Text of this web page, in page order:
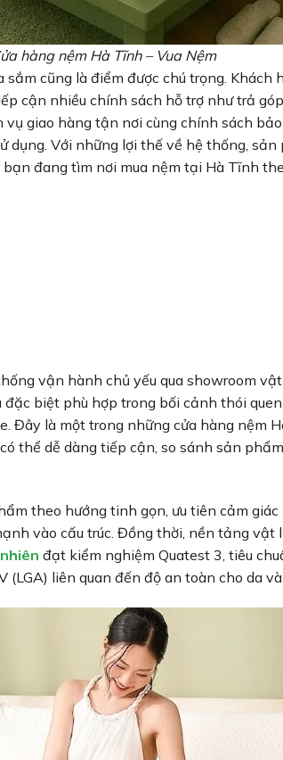
hàng nệm Hà Tĩnh – Vua Nệm
cũng là điểm được chú trọng. Khách
cận nhiều chính sách hỗ trợ như trả
giao hàng tận nơi cùng chính sách
Với những lợi thế về hệ thống, sản
đang tìm nơi mua nệm tại Hà Tĩnh
vận hành chủ yếu qua showroom vật
đặc biệt phù hợp trong bối cảnh thói
Đây là một trong những cửa hàng nệm
thể dễ dàng tiếp cận, so sánh sản
theo hướng tinh gọn, ưu tiên cảm giác
vào cấu trúc. Đồng thời, nền tảng vật
đạt kiểm nghiệm Quatest 3, tiêu
liên quan đến độ an toàn cho da